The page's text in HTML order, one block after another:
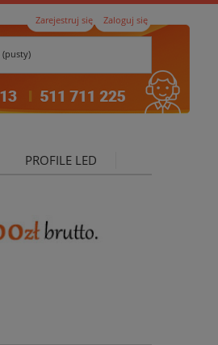
Zarejestruj się Zaloguj się
(pusty)
PROFILE LED